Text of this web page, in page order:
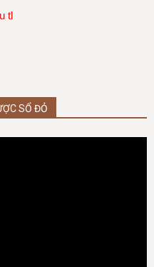
tl
SỔ ĐỎ